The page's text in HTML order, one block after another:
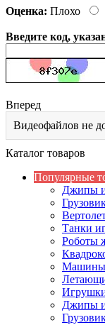
Оценка: Плохо
Введите код,
Вперед
Видеофайлов не
Каталог товаров
Популярные
Джипы
Танки
Роботы
Машины
Джипы